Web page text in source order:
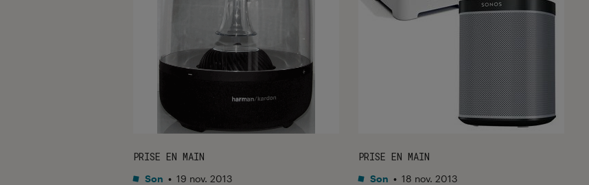
PRISE EN MAIN
Son • 19 nov. 2013
PRISE EN MAIN
Son • 18 nov. 2013